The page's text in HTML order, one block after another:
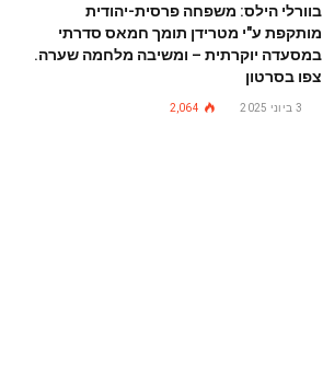
בוורלי הילס: משפחה פרסית-יהודית
מותקפת ע"י מטרידן תומך חמאס סדרתי
במסעדה יוקרתית – ומשיבה מלחמה שערה.
צפו בסרטון
3 ביוני 2025 2,064